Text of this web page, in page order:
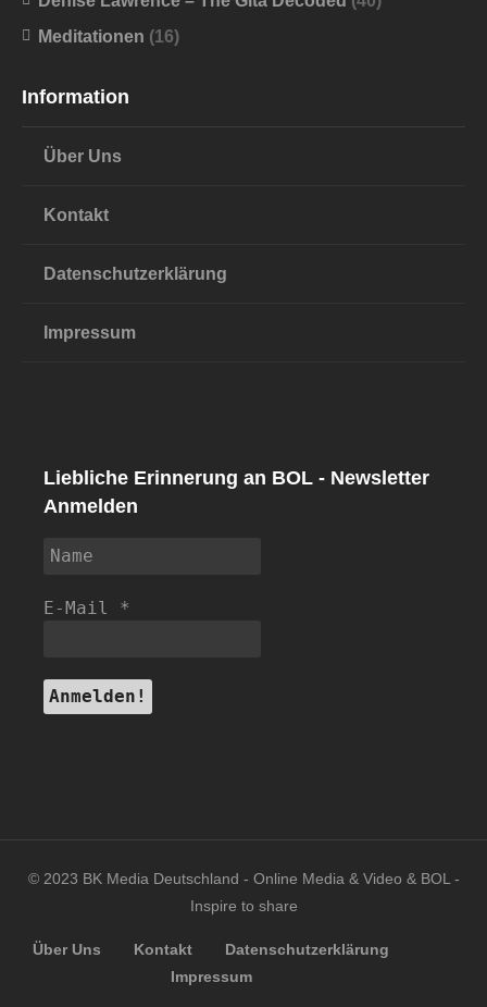
Meditationen (16)
Information
Über Uns
Kontakt
Datenschutzerklärung
Impressum
Liebliche Erinnerung an BOL - Newsletter
Anmelden
E-Mail *
© 2023 BK Media Deutschland - Online Media & Video & BOL -
Inspire to share
Über Uns Kontakt
Datenschutzerklärung
Impressum